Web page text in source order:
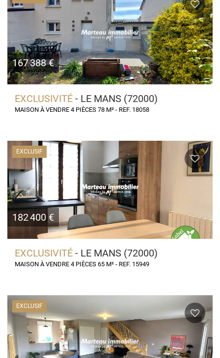
167 388 €
EXCLUSIVITÉ - LE MANS (72000)
MAISON À VENDRE 4 PIÈCES 78 M² - REF. 18058
EXCLUSIF
182 400 €
EXCLUSIVITÉ - LE MANS (72000)
MAISON À VENDRE 4 PIÈCES 65 M² - REF. 15949
EXCLUSIF